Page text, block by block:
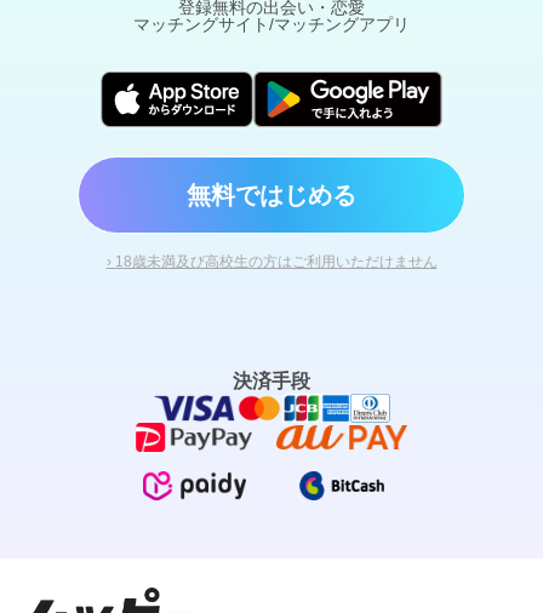
登録無料の出会い・恋愛
マッチングサイト/マッチングアプリ
無料ではじめる
› 18歳未満及び高校生の方はご利用いただけません
決済手段